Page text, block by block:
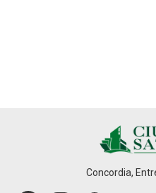
Concordia,